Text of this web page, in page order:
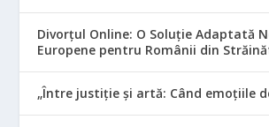
Divorțul Online: O Soluție Adaptată
Europene pentru Românii din
„Între justiție și artă: Când emoțiile